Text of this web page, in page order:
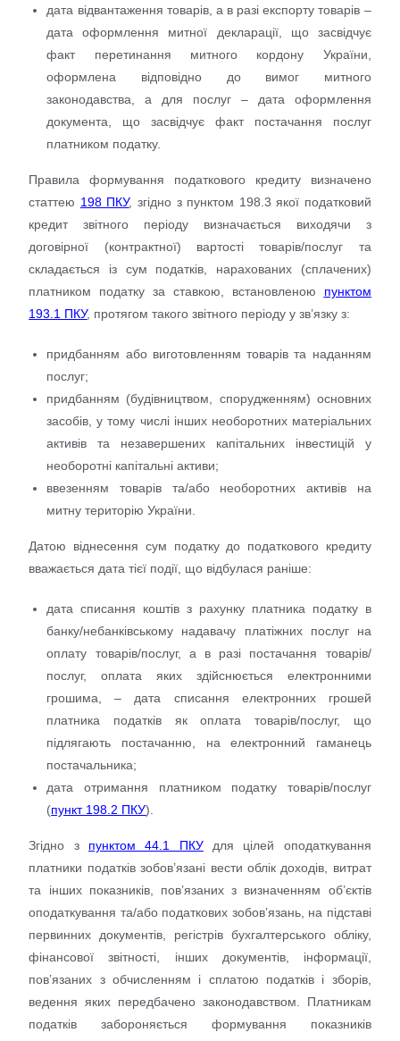
дата відвантаження товарів, а в разі експорту товарів –
дата оформлення митної декларації, що засвідчує
факт перетинання митного кордону України,
оформлена відповідно до вимог митного
законодавства, а для послуг – дата оформлення
документа, що засвідчує факт постачання послуг
платником податку.
Правила формування податкового кредиту визначено
статтею 198 ПКУ, згідно з пунктом 198.3 якої податковий
кредит звітного періоду визначається виходячи з
договірної (контрактної) вартості товарів/послуг та
складається із сум податків, нарахованих (сплачених)
платником податку за ставкою, встановленою пунктом
193.1 ПКУ, протягом такого звітного періоду у зв’язку з:
придбанням або виготовленням товарів та наданням
послуг;
придбанням (будівництвом, спорудженням) основних
засобів, у тому числі інших необоротних матеріальних
активів та незавершених капітальних інвестицій у
необоротні капітальні активи;
ввезенням товарів та/або необоротних активів на
митну територію України.
Датою віднесення сум податку до податкового кредиту
вважається дата тієї події, що відбулася раніше:
дата списання коштів з рахунку платника податку в
банку/небанківському надавачу платіжних послуг на
оплату товарів/послуг, а в разі постачання товарів/
послуг, оплата яких здійснюється електронними
грошима, – дата списання електронних грошей
платника податків як оплата товарів/послуг, що
підлягають постачанню, на електронний гаманець
постачальника;
дата отримання платником податку товарів/послуг
(пункт 198.2 ПКУ).
Згідно з пунктом 44.1 ПКУдля цілей оподаткування
платники податків зобов’язані вести облік доходів, витрат
та інших показників, пов’язаних з визначенням об’єктів
оподаткування та/або податкових зобов’язань, на підставі
первинних документів, регістрів бухгалтерського обліку,
фінансової звітності, інших документів, інформації,
пов’язаних з обчисленням і сплатою податків і зборів,
ведення яких передбачено законодавством. Платникам
податків забороняється формування показників